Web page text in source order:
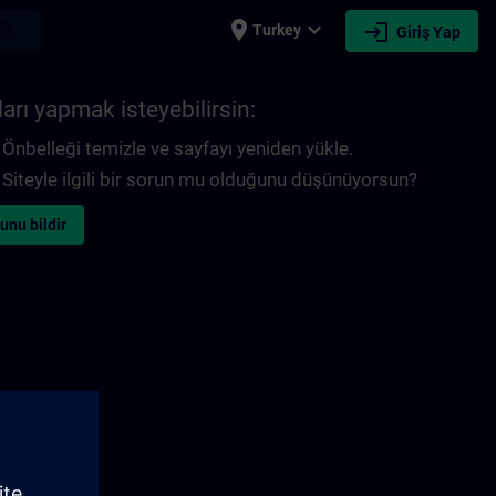
place Turkey expand_more login Giriş Yap
yapmak isteyebilirsin:
Önbelleği temizle ve sayfayı yeniden yükle.
Siteyle ilgili bir sorun mu olduğunu düşünüyorsun?
bildir